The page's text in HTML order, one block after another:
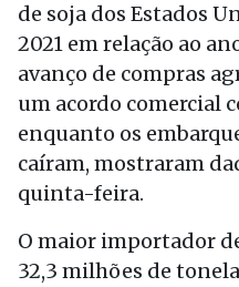
de soja dos Estados
2021 em relação ao
avanço de compras
um acordo comercial
enquanto os
caíram, mostraram
quinta-feira.
O maior importador
32,3 milhões de